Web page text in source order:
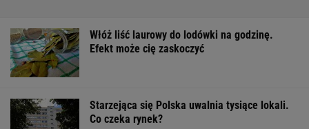
Włóż liść laurowy do lodówki na godzinę.
Efekt może cię zaskoczyć
Starzejąca się Polska uwalnia tysiące lokali.
Co czeka rynek?